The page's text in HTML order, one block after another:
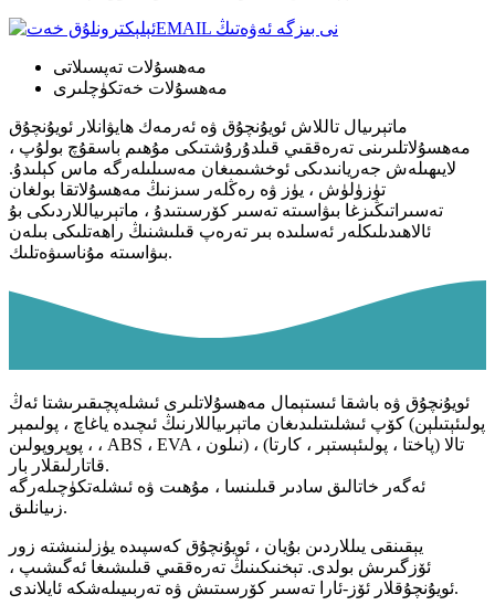
EMAIL نى بىزگە ئەۋەتىڭ
مەھسۇلات تەپسىلاتى
مەھسۇلات خەتكۈچلىرى
ماتېرىيال تاللاش ئويۇنچۇق ۋە ئەرمەك ھايۋانلار ئويۇنچۇق
مەھسۇلاتلىرىنى تەرەققىي قىلدۇرۇشتىكى مۇھىم باسقۇچ بولۇپ ،
لايىھىلەش جەريانىدىكى ئوخشىمىغان مەسىلىلەرگە ماس كېلىدۇ.
تۈزۈلۈش ، يۈز ۋە رەڭلەر سىزنىڭ مەھسۇلاتقا بولغان
تەسىراتىڭىزغا بىۋاسىتە تەسىر كۆرسىتىدۇ ، ماتېرىياللاردىكى بۇ
ئالاھىدىلىكلەر ئەسلىدە بىر تەرەپ قىلىشنىڭ راھەتلىكى بىلەن
بىۋاسىتە مۇناسىۋەتلىك.
ئويۇنچۇق ۋە باشقا ئىستېمال مەھسۇلاتلىرى ئىشلەپچىقىرىشتا ئەڭ
كۆپ ئىشلىتىلىدىغان ماتېرىياللارنىڭ ئىچىدە ياغاچ ، پولىمېر (پولىئېتىلېن
، پوپروپولىن ، ABS ، EVA ، نىلون) ، تالا (پاختا ، پولىئېستېر ، كارتا)
قاتارلىقلار بار.
ئەگەر خاتالىق سادىر قىلىنسا ، مۇھىت ۋە ئىشلەتكۈچىلەرگە
زىيانلىق.
يېقىنقى يىللاردىن بۇيان ، ئويۇنچۇق كەسپىدە يۈزلىنىشتە زور
ئۆزگىرىش بولدى. تېخنىكىنىڭ تەرەققىي قىلىشىغا ئەگىشىپ ،
ئويۇنچۇقلار ئۆز-ئارا تەسىر كۆرسىتىش ۋە تەربىيىلەشكە ئايلاندى.